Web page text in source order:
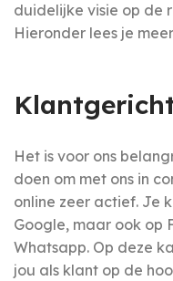
duidelijke visie op de
Hieronder lees je
Het is voor ons
doen om met ons in
online zeer actief. Je
Google, maar ook op
Whatsapp. Op deze
jou als klant op de